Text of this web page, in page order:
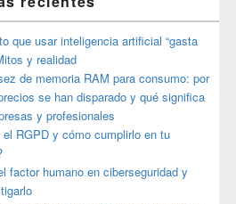
que usar inteligencia artificial “gasta
y realidad
de memoria RAM para consumo: por
se han disparado y qué significa
y profesionales
el RGPD y cómo cumplirlo en tu
factor humano en ciberseguridad y